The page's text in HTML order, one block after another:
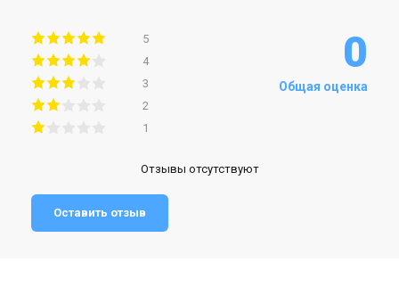
5
4
3
2
1
0
Общая оценка
Отзывы отсутствуют
Оставить отзыв